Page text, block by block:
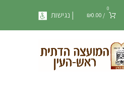
0
/
₪0.00 | נגישות